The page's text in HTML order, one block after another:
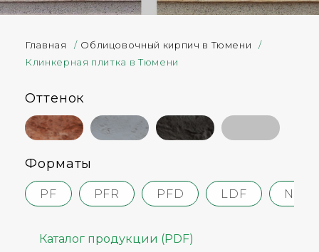
Главная / Облицовочный кирпич в Тюмени
/
Клинкерная плитка в Тюмени
Оттенок
Форматы
PF PFR PFD LDF NF
Каталог продукции (PDF)